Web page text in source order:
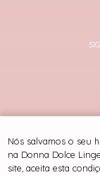
Nós salvamos o seu
na Donna Dolce
site, aceita esta